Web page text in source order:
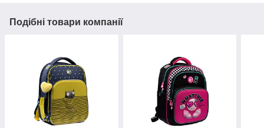
Подібні товари компанії